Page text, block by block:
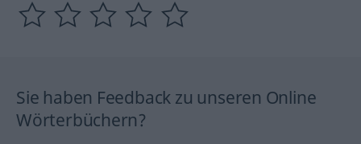
Sie haben Feedback zu unseren Online
Wörterbüchern?